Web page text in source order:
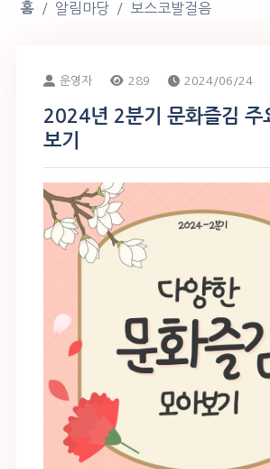
홈 알림마당 보스코발걸음
운영자 289 2024/06/24
2024년 2분기 문화즐김 주
보기